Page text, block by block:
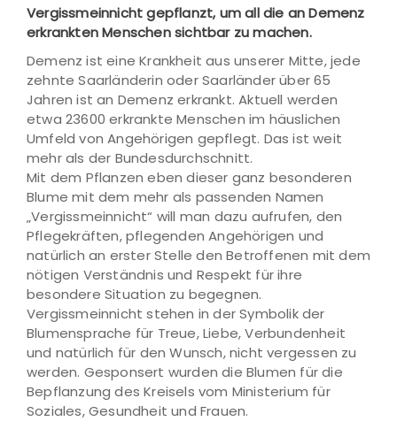
Vergissmeinnicht gepflanzt, um all die an Demenz
erkrankten Menschen sichtbar zu machen.
Demenz ist eine Krankheit aus unserer Mitte, jede
zehnte Saarländerin oder Saarländer über 65
Jahren ist an Demenz erkrankt. Aktuell werden
etwa 23600 erkrankte Menschen im häuslichen
Umfeld von Angehörigen gepflegt. Das ist weit
mehr als der Bundesdurchschnitt.
Mit dem Pflanzen eben dieser ganz besonderen
Blume mit dem mehr als passenden Namen
„Vergissmeinnicht“ will man dazu aufrufen, den
Pflegekräften, pflegenden Angehörigen und
natürlich an erster Stelle den Betroffenen mit dem
nötigen Verständnis und Respekt für ihre
besondere Situation zu begegnen.
Vergissmeinnicht stehen in der Symbolik der
Blumensprache für Treue, Liebe, Verbundenheit
und natürlich für den Wunsch, nicht vergessen zu
werden. Gesponsert wurden die Blumen für die
Bepflanzung des Kreisels vom Ministerium für
Soziales, Gesundheit und Frauen.